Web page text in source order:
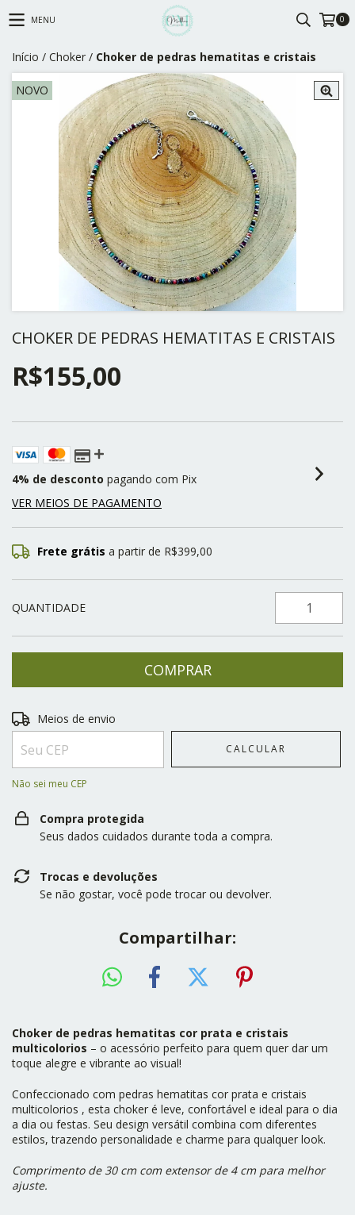
MENU 0
Início / Choker / Choker de pedras hematitas e cristais
NOVO
CHOKER DE PEDRAS HEMATITAS E CRISTAIS
R$155,00
4% de desconto pagando com Pix
VER MEIOS DE PAGAMENTO
Frete grátis a partir de R$399,00
QUANTIDADE
Entregas para o CEP:
Meios de envio
CALCULAR
Não sei meu CEP
Compra protegida
Seus dados cuidados durante toda a compra.
Trocas e devoluções
Se não gostar, você pode trocar ou devolver.
Compartilhar:
Choker de pedras hematitas cor prata e cristais
multicolorios – o acessório perfeito para quem quer dar um
toque alegre e vibrante ao visual!
Confeccionado com pedras hematitas cor prata e cristais
multicolorios , esta choker é leve, confortável e ideal para o dia
a dia ou festas. Seu design versátil combina com diferentes
estilos, trazendo personalidade e charme para qualquer look.
Comprimento de 30 cm com extensor de 4 cm para melhor
ajuste.